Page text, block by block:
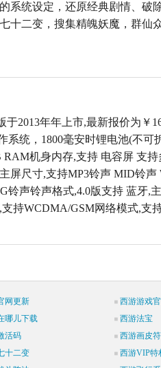
系统设定，还原经典剧情、破
十二变，搜集精魄妖魔，群仙
于2013年年上市,最新报价为￥
系统，1800毫安时锂电池(不可
RAM机身内存,支持 电容屏 支
屏尺寸,支持MP3铃声 MID铃
铃声铃声格式,4.0版支持 蓝牙,
持WCDMA/GSM网络模式,支持
网更新
西游游戏
哪儿下载
西游法宝
活码
西游画皮符
十二变
西游VIP特